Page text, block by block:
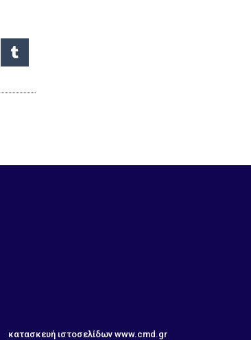
κατασκευή ιστοσελίδων www.cmd.gr